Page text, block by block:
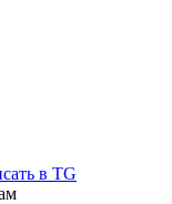
в TG